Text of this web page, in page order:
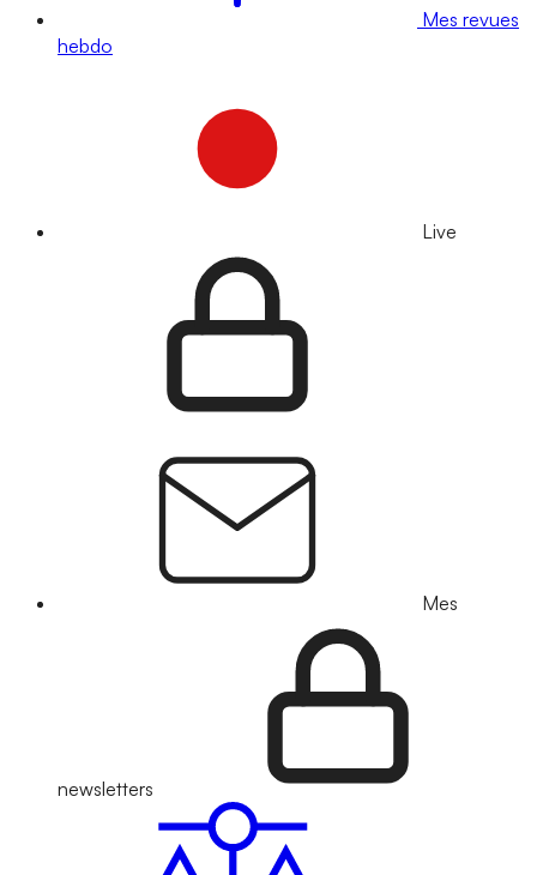
Mes revues
hebdo
Live
Mes
newsletters